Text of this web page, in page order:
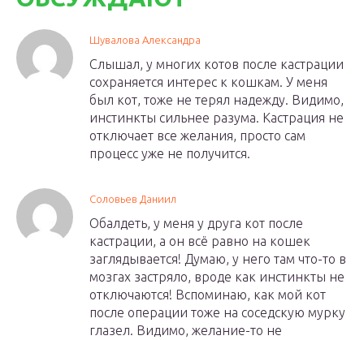
Шувалова Александра
Слышал, у многих котов после кастрации
сохраняется интерес к кошкам. У меня
был кот, тоже не терял надежду. Видимо,
инстинкты сильнее разума. Кастрация не
отключает все желания, просто сам
процесс уже не получится.
Соловьев Даниил
Обалдеть, у меня у друга кот после
кастрации, а он всё равно на кошек
заглядывается! Думаю, у него там что-то в
мозгах застряло, вроде как инстинкты не
отключаются! Вспоминаю, как мой кот
после операции тоже на соседскую мурку
глазел. Видимо, желание-то не